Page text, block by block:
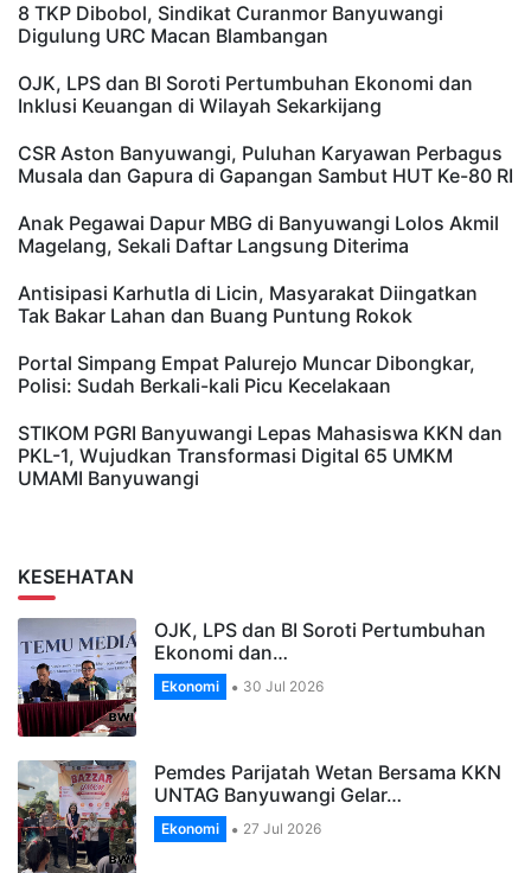
8 TKP Dibobol, Sindikat Curanmor Banyuwangi
Digulung URC Macan Blambangan
OJK, LPS dan BI Soroti Pertumbuhan Ekonomi dan
Inklusi Keuangan di Wilayah Sekarkijang
CSR Aston Banyuwangi, Puluhan Karyawan Perbagus
Musala dan Gapura di Gapangan Sambut HUT Ke-80 RI
Anak Pegawai Dapur MBG di Banyuwangi Lolos Akmil
Magelang, Sekali Daftar Langsung Diterima
Antisipasi Karhutla di Licin, Masyarakat Diingatkan
Tak Bakar Lahan dan Buang Puntung Rokok
Portal Simpang Empat Palurejo Muncar Dibongkar,
Polisi: Sudah Berkali-kali Picu Kecelakaan
STIKOM PGRI Banyuwangi Lepas Mahasiswa KKN dan
PKL-1, Wujudkan Transformasi Digital 65 UMKM
UMAMI Banyuwangi
KESEHATAN
OJK, LPS dan BI Soroti Pertumbuhan
Ekonomi dan…
Ekonomi 30 Jul 2026
Pemdes Parijatah Wetan Bersama KKN
UNTAG Banyuwangi Gelar…
Ekonomi 27 Jul 2026